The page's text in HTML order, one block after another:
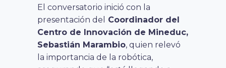
El conversatorio inició con la
presentación del
Coordinador del
Centro de Innovación de Mineduc,
Sebastián Marambio, quien relevó
la importancia de la robótica,